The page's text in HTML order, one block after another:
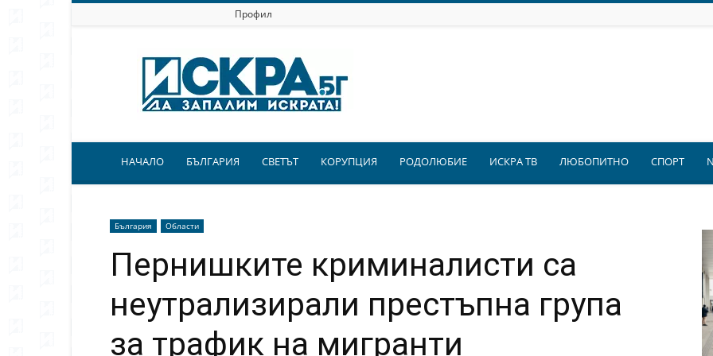
Профил
Искра.бг
НАЧАЛО БЪЛГАРИЯ СВЕТЪТ КОРУПЦИЯ РОДОЛЮБИЕ ИСКРА ТВ ЛЮБОПИТНО СПОРТ
България Области
Пернишките криминалисти са
неутрализирали престъпна група
за трафик на мигранти